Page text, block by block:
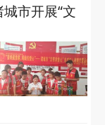
市开展“文